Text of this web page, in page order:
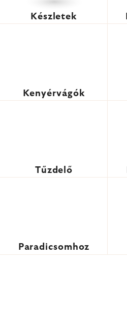
Készletek
Kenyérvágók
Tűzdelő
Paradicsomhoz